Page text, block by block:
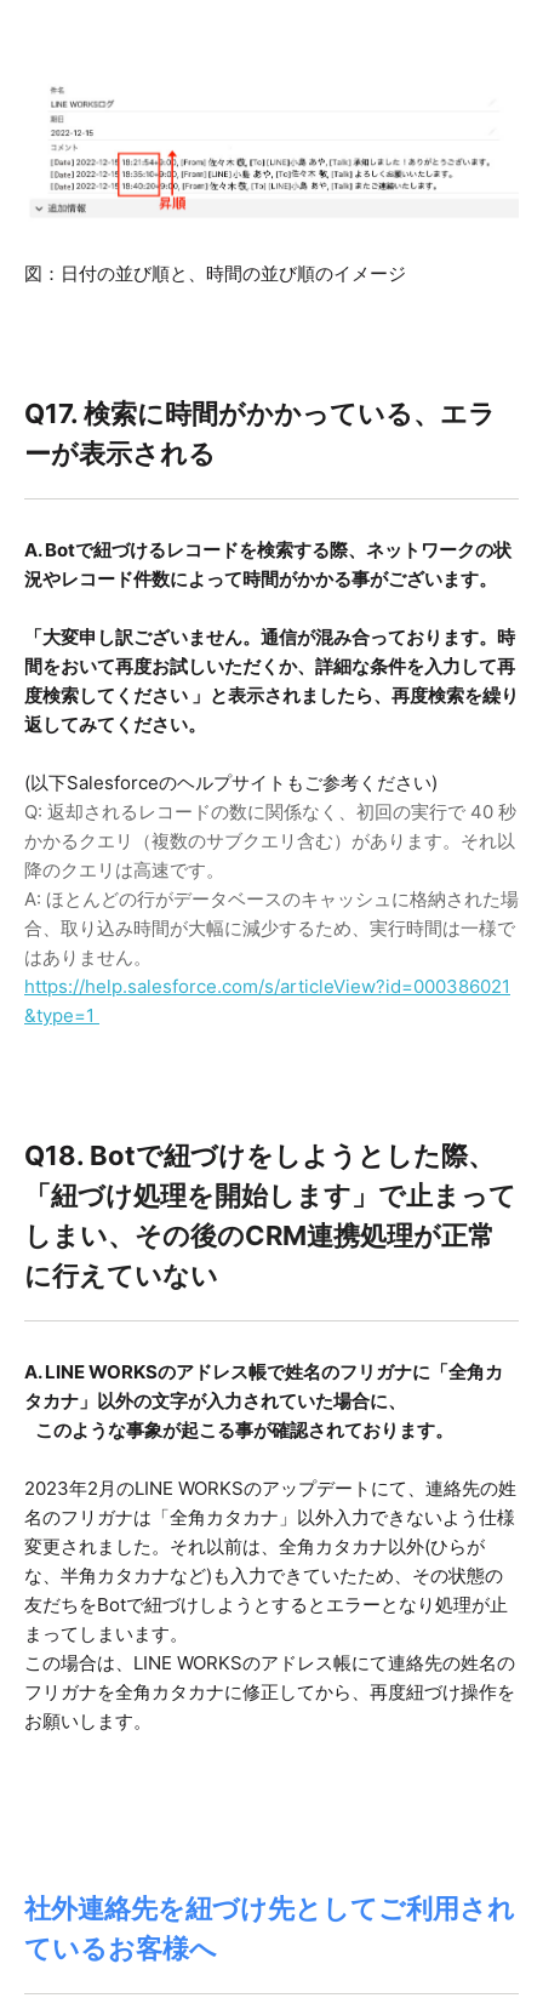
図：日付の並び順と、時間の並び順のイメージ
Q17. 検索に時間がかかっている、エラ
ーが表示される
A. Botで紐づけるレコードを検索する際、ネットワークの状
況やレコード件数によって時間がかかる事がございます。
「大変申し訳ございません。通信が混み合っております。時
間をおいて再度お試しいただくか、詳細な条件を入力して再
度検索してください 」と表示されましたら、再度検索を繰り
返してみてください。
(以下Salesforceのヘルプサイトもご参考ください)
Q: 返却されるレコードの数に関係なく、初回の実行で 40 秒
かかるクエリ（複数のサブクエリ含む）があります。それ以
降のクエリは高速です。
A: ほとんどの行がデータベースのキャッシュに格納された場
合、取り込み時間が大幅に減少するため、実行時間は一様で
はありません。
https://help.salesforce.com/s/articleView?id=000386021
&type=1
Q18. Botで紐づけをしようとした際、
「紐づけ処理を開始します」で止まって
しまい、その後のCRM連携処理が正常
に行えていない
A. LINE WORKSのアドレス帳で姓名のフリガナに「全角カ
タカナ」以外の文字が入力されていた場合に、
このような事象が起こる事が確認されております。
2023年2月のLINE WORKSのアップデートにて、連絡先の姓
名のフリガナは「全角カタカナ」以外入力できないよう仕様
変更されました。それ以前は、全角カタカナ以外(ひらが
な、半角カタカナなど)も入力できていたため、その状態の
友だちをBotで紐づけしようとするとエラーとなり処理が止
まってしまいます。
この場合は、LINE WORKSのアドレス帳にて連絡先の姓名の
フリガナを全角カタカナに修正してから、再度紐づけ操作を
お願いします。
社外連絡先を紐づけ先としてご利用され
ているお客様へ